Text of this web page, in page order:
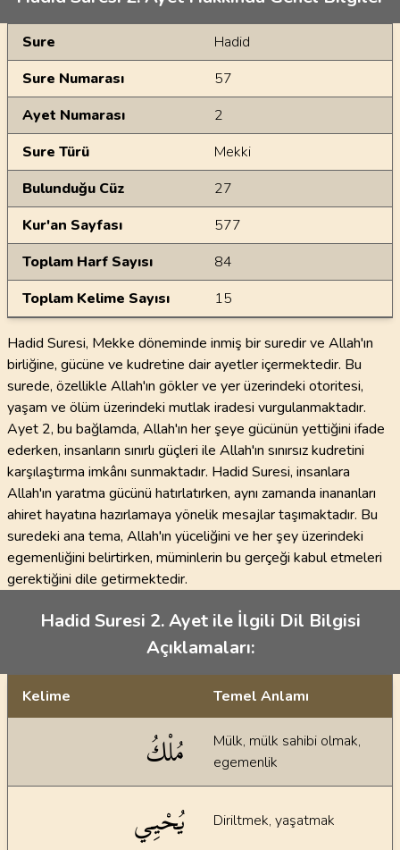
Genel Bilgiler
Sure
Hadid
Sure Numarası
57
Ayet Numarası
2
Sure Türü
Mekki
Bulunduğu Cüz
27
Kur'an Sayfası
577
Toplam Harf Sayısı
84
Toplam Kelime Sayısı
15
Hadid Suresi, Mekke döneminde inmiş bir suredir ve Allah'ın
birliğine, gücüne ve kudretine dair ayetler içermektedir. Bu
surede, özellikle Allah'ın gökler ve yer üzerindeki otoritesi,
yaşam ve ölüm üzerindeki mutlak iradesi vurgulanmaktadır.
Ayet 2, bu bağlamda, Allah'ın her şeye gücünün yettiğini ifade
ederken, insanların sınırlı güçleri ile Allah'ın sınırsız kudretini
karşılaştırma imkânı sunmaktadır. Hadid Suresi, insanlara
Allah'ın yaratma gücünü hatırlatırken, aynı zamanda inananları
ahiret hayatına hazırlamaya yönelik mesajlar taşımaktadır. Bu
suredeki ana tema, Allah'ın yüceliğini ve her şey üzerindeki
egemenliğini belirtirken, müminlerin bu gerçeği kabul etmeleri
gerektiğini dile getirmektedir.
Hadid Suresi 2. Ayet ile İlgili Dil Bilgisi
Açıklamaları:
Kelime Temel Anlamı
مُلْكُ
Mülk, mülk sahibi olmak,
egemenlik
يُحْيِي Diriltmek, yaşatmak